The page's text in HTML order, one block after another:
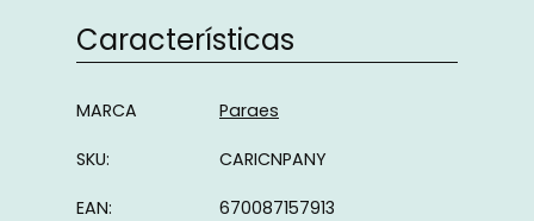
Características
Características
MARCA Paraes
SKU: CARICNPANY
EAN: 670087157913